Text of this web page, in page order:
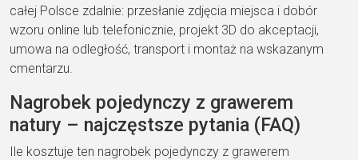
całej Polsce zdalnie: przesłanie zdjęcia miejsca i dobór
wzoru online lub telefonicznie, projekt 3D do akceptacji,
umowa na odległość, transport i montaż na wskazanym
cmentarzu.
Nagrobek pojedynczy z grawerem
natury – najczęstsze pytania (FAQ)
Ile kosztuje ten nagrobek pojedynczy z grawerem